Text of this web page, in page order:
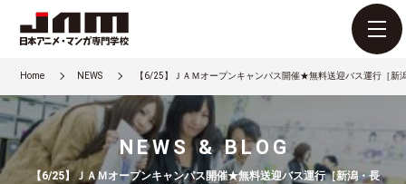
Home NEWS 【6/25】ＪＡＭオープンキャンパス開催★無料送迎バス運行［
NEWS & BLOG
【6/25】ＪＡＭオープンキャンパス開催★無料送迎バス運行［新潟・長